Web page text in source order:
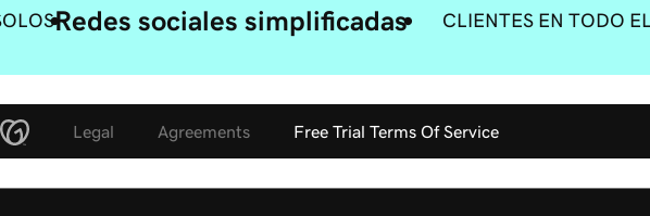
Redes sociales simplificadas CLIENTES EN TODO
Legal Agreements Free Trial Terms Of Service